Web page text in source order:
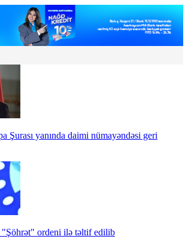
Şurası yanında daimi nümayəndəsi geri
ordeni ilə təltif edilib